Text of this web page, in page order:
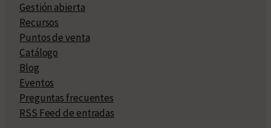
Gestión abierta
Recursos
Puntos de venta
Catálogo
Blog
Eventos
Preguntas frecuentes
RSS Feed de entradas